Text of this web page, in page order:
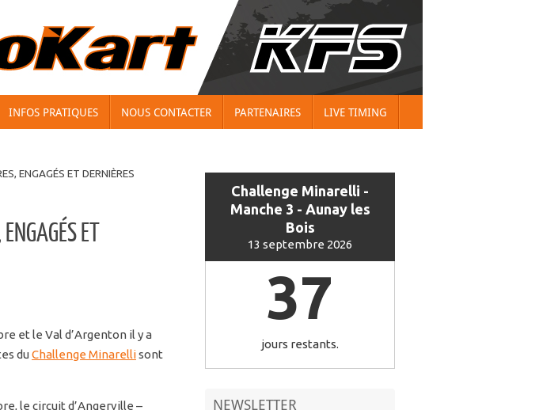
INFOS PRATIQUES NOUS CONTACTER PARTENAIRES LIVE TIMING
ENGAGÉS ET DERNIÈRES
ET
et le Val d’Argenton il y a
duChallenge Minarellisont
le circuit d’Angerville –
Challenge Minarelli -
Manche 3 - Aunay les
Bois
13 septembre 2026
37
jours restants.
NEWSLETTER